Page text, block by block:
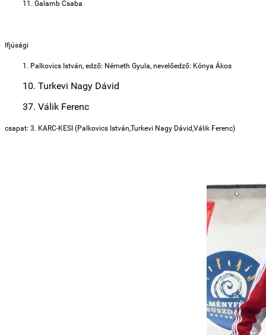
11. Galamb Csaba
Ifjúsági
1. Palkovics István, edző: Németh Gyula, nevelőedző: Kónya Ákos
10. Turkevi Nagy Dávid
37. Válik Ferenc
csapat: 3. KARC-KESI (Palkovics István,Turkevi Nagy Dávid,Válik Ferenc)